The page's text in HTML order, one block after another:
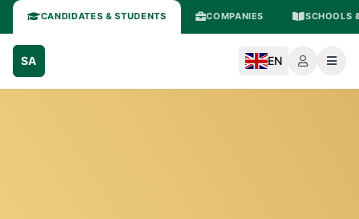
CANDIDATES & STUDENTS COMPANIES SCHOOLS
SA EN